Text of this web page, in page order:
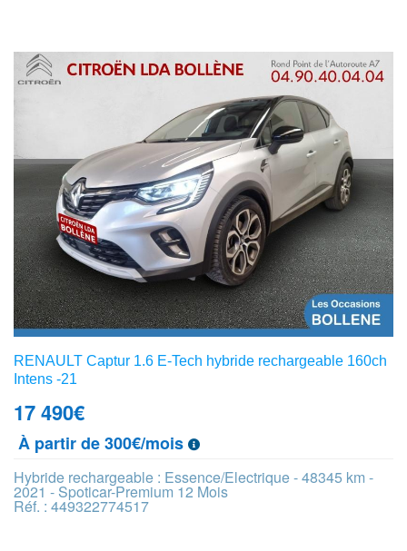
RENAULT Captur 1.6 E-Tech hybride rechargeable 160ch
Intens -21
17 490€
À partir de 300€/mois
Hybride rechargeable : Essence/Electrique - 48345 km -
2021 - Spoticar-Premium 12 Mois
Réf. : 449322774517